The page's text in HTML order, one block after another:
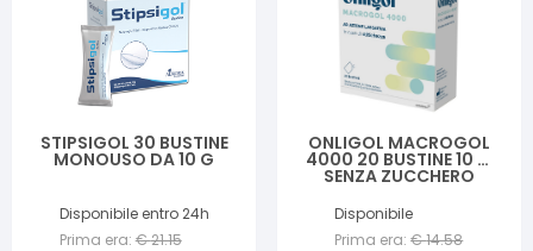
STIPSIGOL 30 BUSTINE
MONOUSO DA 10 G
Disponibile entro 24h
Prima era: €21.15
ONLIGOL MACROGOL
4000 20 BUSTINE 10 G
SENZA ZUCCHERO
Disponibile
Prima era: €14.58